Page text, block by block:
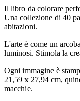
Il libro da colorare
Una collezione di 40
abitazioni.
L'arte è come un
luminosi. Stimola la
Ogni immagine è
21,59 x 27,94 cm,
macchie.